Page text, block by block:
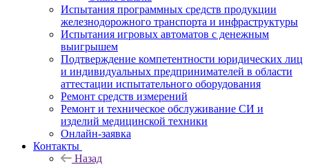
Испытания программных средств продукции
железнодорожного транспорта и инфраструктуры
Испытания игровых автоматов с денежным
выигрышем
Подтверждение компетентности юридических лиц
и индивидуальных предпринимателей в области
аттестации испытательного оборудования
Ремонт средств измерений
Ремонт и техническое обслуживание СИ и
изделий медицинской техники
Онлайн-заявка
Контакты
Назад